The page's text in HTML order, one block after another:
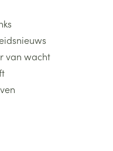
van wacht